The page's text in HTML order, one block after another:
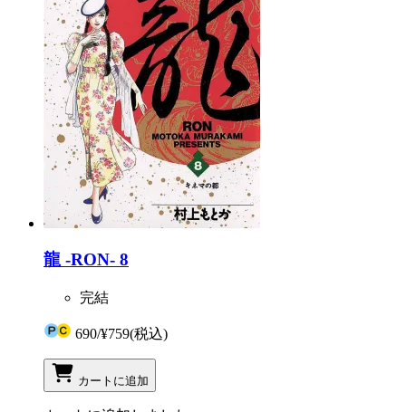
龍 -RON- 8
完結
690/¥759(税込)
カートに追加